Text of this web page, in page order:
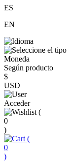
ES
EN
Moneda
Según producto
$
USD
Acceder
(
0
)
(
0
)